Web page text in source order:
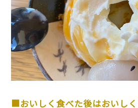
■おいしく食べた後はおいし